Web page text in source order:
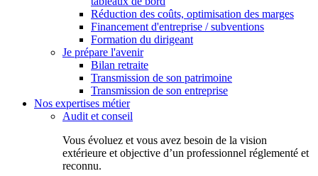
Réduction des coûts, optimisation des marges
Financement d'entreprise / subventions
Formation du dirigeant
Je prépare l'avenir
Bilan retraite
Transmission de son patrimoine
Transmission de son entreprise
Nos expertises métier
Audit et conseil
Vous évoluez et vous avez besoin de la vision
extérieure et objective d’un professionnel réglementé et
reconnu.